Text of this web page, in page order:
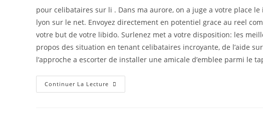
pour celibataires sur li . Dans ma aurore, on a juge a votre place
lyon sur le net. Envoyez directement en potentiel grace au reel
votre but de votre libido. Surlenez met a votre disposition: les
propos des situation en tenant celibataires incroyante, de l’aide
l’approche a escorter de installer une amicale d’emblee parmi le
Continuer La Lecture